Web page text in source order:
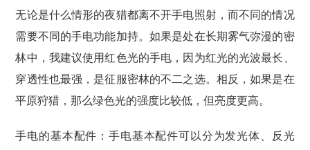
无论是什么情形的夜猎都离不开手电照射，而不同的情况
需要不同的手电功能加持。如果是处在长期雾气弥漫的密
林中，我建议使用红色光的手电，因为红光的光波最长、
穿透性也最强，是征服密林的不二之选。相反，如果是在
平原狩猎，那么绿色光的强度比较低，但亮度更高。
手电的基本配件：手电基本配件可以分为发光体、反光